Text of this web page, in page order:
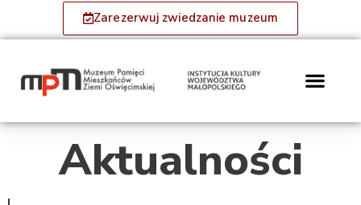
Zarezerwuj zwiedzanie muzeum
Aktualności